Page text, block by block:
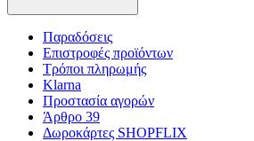
Παραδόσεις
Επιστροφές προϊόντων
Τρόποι πληρωμής
Klarna
Προστασία αγορών
Άρθρο 39
Δωροκάρτες SHOPFLIX